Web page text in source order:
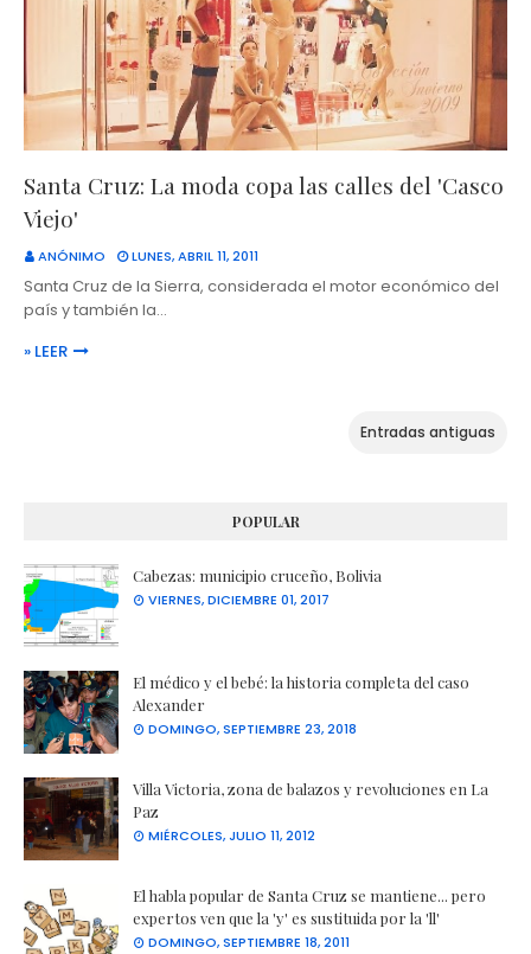
Santa Cruz: La moda copa las calles del 'Casco
Viejo'
ANÓNIMO LUNES, ABRIL 11, 2011
Santa Cruz de la Sierra, considerada el motor económico del
país y también la…
» LEER
Entradas antiguas
POPULAR
Cabezas: municipio cruceño, Bolivia
VIERNES, DICIEMBRE 01, 2017
El médico y el bebé: la historia completa del caso
Alexander
DOMINGO, SEPTIEMBRE 23, 2018
Villa Victoria, zona de balazos y revoluciones en La
Paz
MIÉRCOLES, JULIO 11, 2012
El habla popular de Santa Cruz se mantiene... pero
expertos ven que la 'y' es sustituida por la 'll'
DOMINGO, SEPTIEMBRE 18, 2011